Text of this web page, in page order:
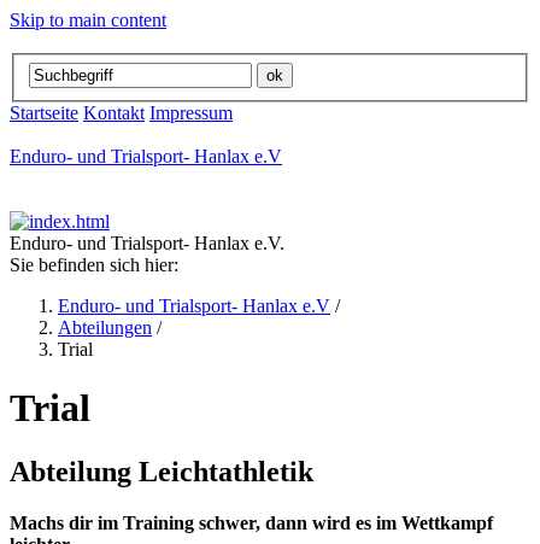
Skip to main content
Startseite Kontakt Impressum
Enduro- und Trialsport- Hanlax e.V
Enduro- und Trialsport- Hanlax e.V.
Sie befinden sich hier:
Enduro- und Trialsport- Hanlax e.V /
Abteilungen /
Trial
Trial
Abteilung Leichtathletik
Machs dir im Training schwer, dann wird es im Wettkampf